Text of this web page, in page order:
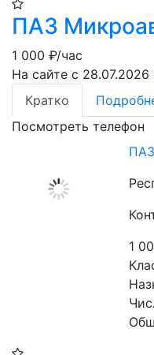
ПАЗ
1 000 ₽/час
На сайте с 28.07.2026
Кратко
Посмотреть телефон
1